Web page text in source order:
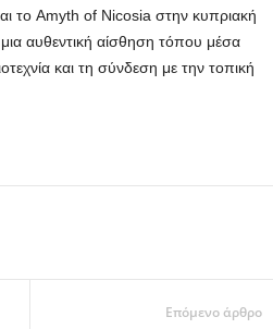
το Amyth of Nicosia στην κυπριακή
αυθεντική αίσθηση τόπου μέσα
και τη σύνδεση με την τοπική
Επόμενο άρθρο